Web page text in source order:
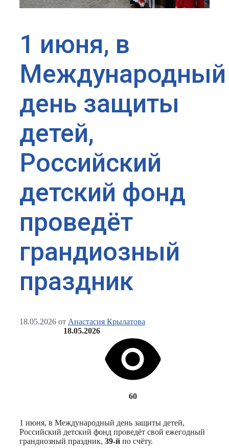
1 июня, в
Международный
день защиты
детей,
Российский
детский фонд
проведёт
грандиозный
праздник
18.05.2026 от Анастасия Крылатова
18.05.2026
60
1 июня, в Международный день защиты детей,
Российский детский фонд проведёт свой ежегодный
грандиозный праздник, 39-й по счёту.